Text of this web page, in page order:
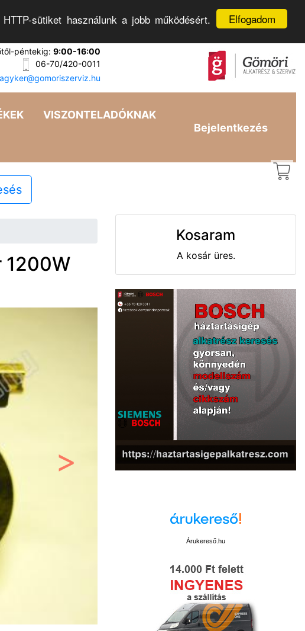
Elfogadom
sütiket használunk a jobb működésért.
péntekig: 9:00-16:00
06-70/420-0011
VISZONTELADÓKNAK
Bejelentkezés
1200W
Kosaram
A kosár üres.
Árukereső.hu